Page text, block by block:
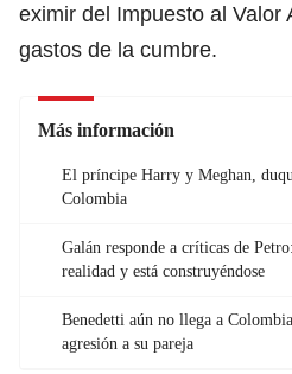
eximir del Impuesto al Valor
gastos de la cumbre.
Más información
El príncipe Harry y Meghan,
Colombia
Galán responde a críticas de
realidad y está construyéndose
Benedetti aún no llega a
agresión a su pareja